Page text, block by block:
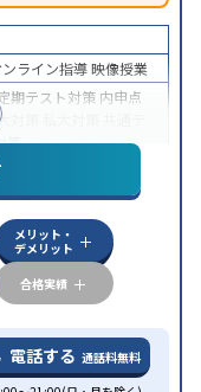
ンライン指導映像授業
期テスト対策 内申点
対策
策
可能
可能季節講習のみの
メリット・
デメリット
合格実績
電話する 通話料無料